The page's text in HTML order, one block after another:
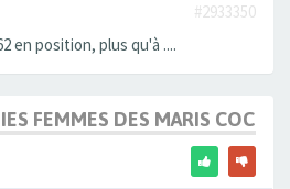
#2933350
en position, plus qu'à ....
FEMMES DES MARIS COCUS